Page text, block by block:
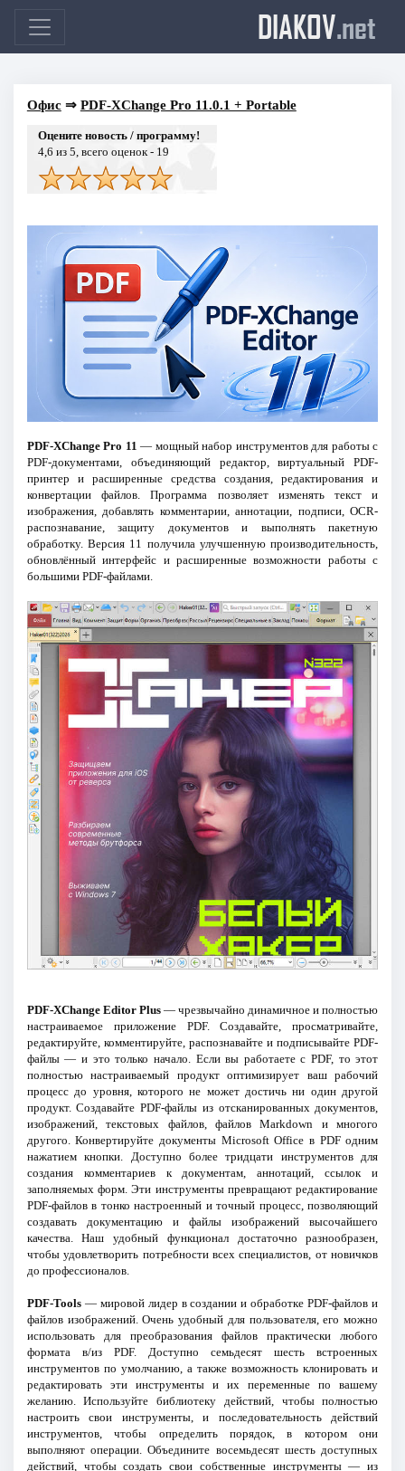
DIAKOV.net
Офис⇒ PDF-XChange Pro 11.0.1 + Portable
Оцените новость / программу!
4,6 из 5, всего оценок - 19
PDF-XChange Pro 11 — мощный набор инструментов для работы с
PDF-документами, объединяющий редактор, виртуальный PDF-
принтер и расширенные средства создания, редактирования и
конвертации файлов. Программа позволяет изменять текст и
изображения, добавлять комментарии, аннотации, подписи, OCR-
распознавание, защиту документов и выполнять пакетную
обработку. Версия 11 получила улучшенную производительность,
обновлённый интерфейс и расширенные возможности работы с
большими PDF-файлами.
PDF-XChange Editor Plus— чрезвычайно динамичное и полностью
настраиваемое приложение PDF. Создавайте, просматривайте,
редактируйте, комментируйте, распознавайте и подписывайте PDF-
файлы — и это только начало. Если вы работаете с PDF, то этот
полностью настраиваемый продукт оптимизирует ваш рабочий
процесс до уровня, которого не может достичь ни один другой
продукт. Создавайте PDF-файлы из отсканированных документов,
изображений, текстовых файлов, файлов Markdown и многого
другого. Конвертируйте документы Microsoft Office в PDF одним
нажатием кнопки. Доступно более тридцати инструментов для
создания комментариев к документам, аннотаций, ссылок и
заполняемых форм. Эти инструменты превращают редактирование
PDF-файлов в тонко настроенный и точный процесс, позволяющий
создавать документацию и файлы изображений высочайшего
качества. Наш удобный функционал достаточно разнообразен,
чтобы удовлетворить потребности всех специалистов, от новичков
до профессионалов.
PDF-Tools— мировой лидер в создании и обработке PDF-файлов и
файлов изображений. Очень удобный для пользователя, его можно
использовать для преобразования файлов практически любого
формата в/из PDF. Доступно семьдесят шесть встроенных
инструментов по умолчанию, а также возможность клонировать и
редактировать эти инструменты и их переменные по вашему
желанию. Используйте библиотеку действий, чтобы полностью
настроить свои инструменты, и последовательность действий
инструментов, чтобы определить порядок, в котором они
выполняют операции. Объедините восемьдесят шесть доступных
действий, чтобы создать свои собственные инструменты — из